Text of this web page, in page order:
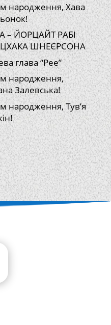
народження, Хава
– ЙОРЦАЙТ РАБІ
ШНЕЄРСОНА
глава “Рее”
народження,
Залевська!
народження, Тув’я